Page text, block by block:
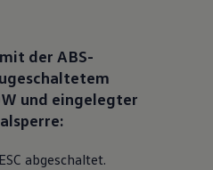
der ABS-
und eingelegter
abgeschaltet.